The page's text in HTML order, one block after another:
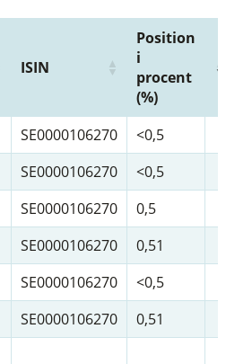
ISIN
Position
i
procent
(%)
SE0000106270
<0,5
SE0000106270
<0,5
SE0000106270
0,5
SE0000106270
0,51
SE0000106270
<0,5
SE0000106270
0,51